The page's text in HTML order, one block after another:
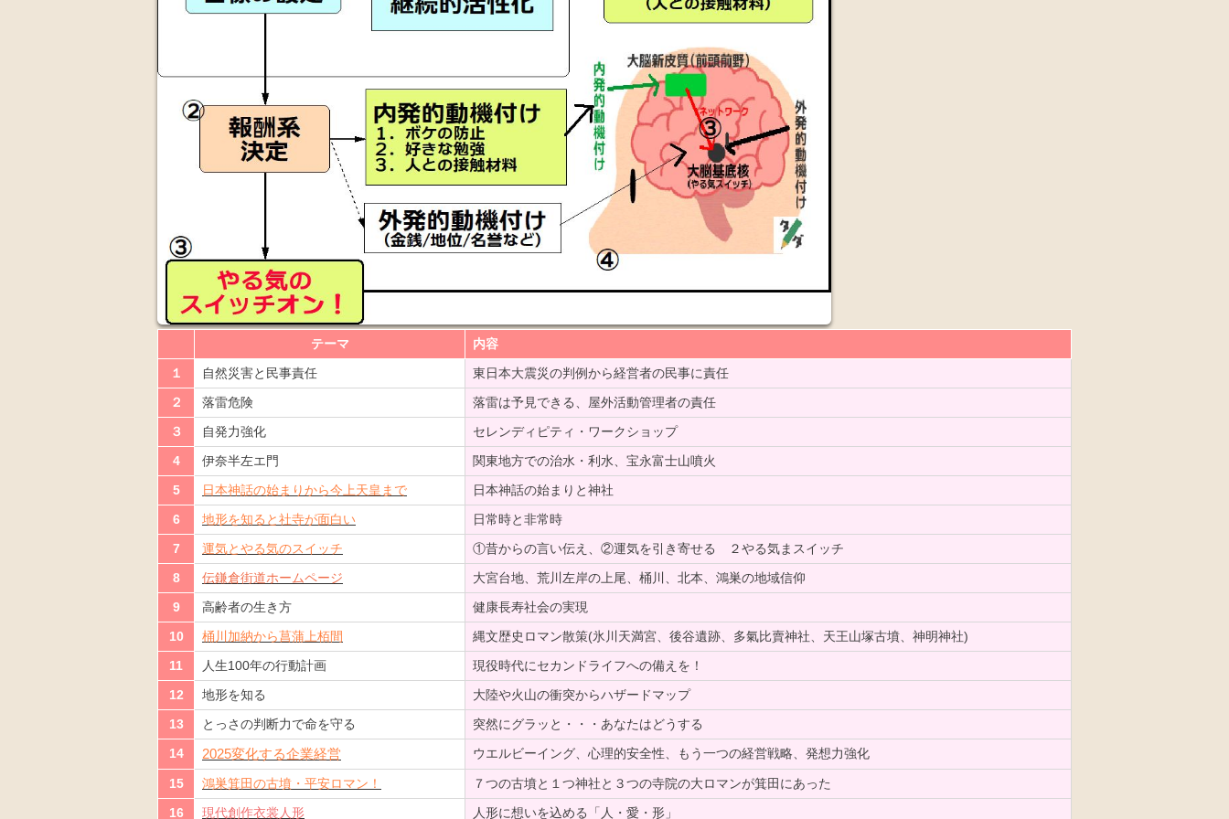
テーマ
内容
１
自然災害と民事責任
東日本大震災の判例から経営者の民事に責任
２
落雷危険
落雷は予見できる、屋外活動管理者の責任
３
自発力強化
セレンディピティ・ワークショップ
4
伊奈半左エ門
関東地方での治水・利水、宝永富士山噴火
5
日本神話の始まりから今上天皇まで
日本神話の始まりと神社
6
地形を知ると社寺が面白い
日常時と非常時
7
運気とやる気のスイッチ
①昔からの言い伝え、②運気を引き寄せる ２やる気まスイッチ
8
伝鎌倉街道ホームページ
大宮台地、荒川左岸の上尾、桶川、北本、鴻巣の地域信仰
9
高齢者の生き方
健康長寿社会の実現
10
桶川加納から菖蒲上栢間
縄文歴史ロマン散策(氷川天満宮、後谷遺跡、多氣比賣神社、天王山塚古墳、神明神社)
11
人生100年の行動計画
現役時代にセカンドライフへの備えを！
12
地形を知る
大陸や火山の衝突からハザードマップ
13
とっさの判断力で命を守る
突然にグラッと・・・あなたはどうする
14
2025変化する企業経営 ウエルビーイング、心理的安全性、もう一つの経営戦略、発想力強化
15 鴻巣箕田の古墳・平安ロマン！
７つの古墳と１つ神社と３つの寺院の大ロマンが箕田にあった
16
現代創作衣裳人形 人形に想いを込める「人・愛・形」